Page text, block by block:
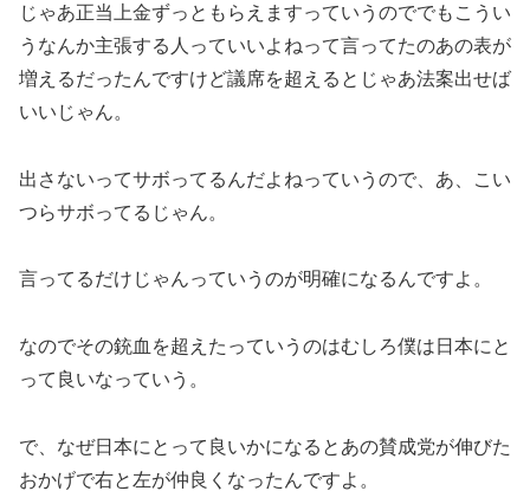
じゃあ正当上金ずっともらえますっていうのででもこうい
うなんか主張する人っていいよねって言ってたのあの表が
増えるだったんですけど議席を超えるとじゃあ法案出せば
いいじゃん。
出さないってサボってるんだよねっていうので、あ、こい
つらサボってるじゃん。
言ってるだけじゃんっていうのが明確になるんですよ。
なのでその銃血を超えたっていうのはむしろ僕は日本にと
って良いなっていう。
で、なぜ日本にとって良いかになるとあの賛成党が伸びた
おかげで右と左が仲良くなったんですよ。